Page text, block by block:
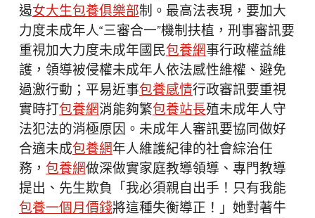
遏女大生包養俱樂部制。最高法表現，要加大
力度未成年人“三審合一”機制扶植，刑事審訊要
重視加大力度未成年國民包養網事行政權益維
護，領導被侵權未成年人依法感性維權、避免
過激行動；平易近事包養感情行政審訊要重視
實時打包養網消能夠繁包養站長殖未成年人守
法犯法的消極原因。未成年人審訊要協同做好
合適未成包養網年人維護紀律的社會綜治任
務，包養網做深做實家庭教導領導、專門教導
提出、先生欺負「我必須親自出手！只有我能
包養一個月價錢將這種失衡導正！」她對著牛